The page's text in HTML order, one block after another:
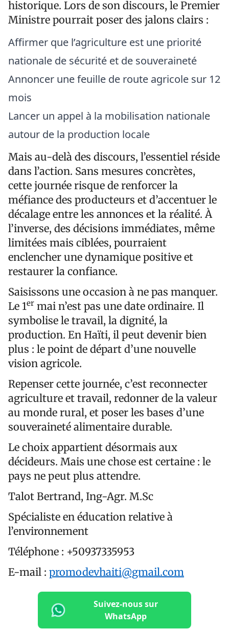
historique. Lors de son discours, le Premier
Ministre pourrait poser des jalons clairs :
Affirmer que l’agriculture est une priorité
nationale de sécurité et de souveraineté
Annoncer une feuille de route agricole sur 12
mois
Lancer un appel à la mobilisation nationale
autour de la production locale
Mais au-delà des discours, l’essentiel réside
dans l’action. Sans mesures concrètes,
cette journée risque de renforcer la
méfiance des producteurs et d’accentuer le
décalage entre les annonces et la réalité. À
l’inverse, des décisions immédiates, même
limitées mais ciblées, pourraient
enclencher une dynamique positive et
restaurer la confiance.
Saisissons une occasion à ne pas manquer.
Le 1er mai n’est pas une date ordinaire. Il
symbolise le travail, la dignité, la
production. En Haïti, il peut devenir bien
plus : le point de départ d’une nouvelle
vision agricole.
Repenser cette journée, c’est reconnecter
agriculture et travail, redonner de la valeur
au monde rural, et poser les bases d’une
souveraineté alimentaire durable.
Le choix appartient désormais aux
décideurs. Mais une chose est certaine : le
pays ne peut plus attendre.
Talot Bertrand, Ing-Agr. M.Sc
Spécialiste en éducation relative à
l’environnement
Téléphone : +50937335953
E-mail : promodevhaiti@gmail.com
Suivez-nous sur
WhatsApp